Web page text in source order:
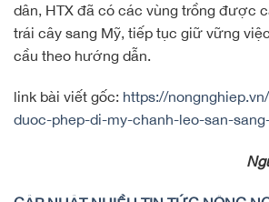
dân, HTX đã có các vùng trồng được
trái cây sang Mỹ, tiếp tục giữ vững
cầu theo hướng dẫn.
link bài viết gốc: https://
duoc-phep-di-my-chanh-leo-san-